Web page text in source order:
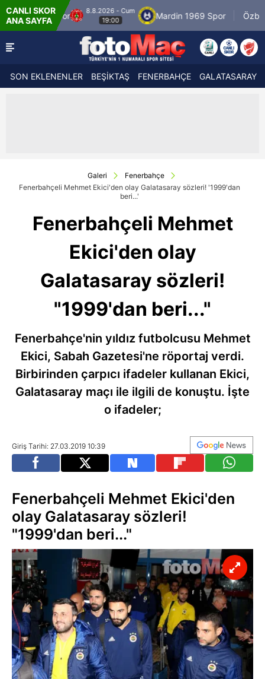
CANLI SKOR
ANA SAYFA
- Cum
Mardin 1969 Spor Özbelsan Sivasspor
8.8.2026
19:00
SON EKLENENLER BEŞİKTAŞ FENERBAHÇE GALATASARAY
Galeri
Fenerbahçe
Fenerbahçeli Mehmet Ekici'den olay Galatasaray sözleri! '1999'dan
beri...'
Fenerbahçeli Mehmet
Ekici'den olay
Galatasaray sözleri!
"1999'dan beri..."
Fenerbahçe'nin yıldız futbolcusu Mehmet
Ekici, Sabah Gazetesi'ne röportaj verdi.
Birbirinden çarpıcı ifadeler kullanan Ekici,
Galatasaray maçı ile ilgili de konuştu. İşte
o ifadeler;
Giriş Tarihi: 27.03.2019 10:39
Fenerbahçeli Mehmet Ekici'den
olay Galatasaray sözleri!
"1999'dan beri..."